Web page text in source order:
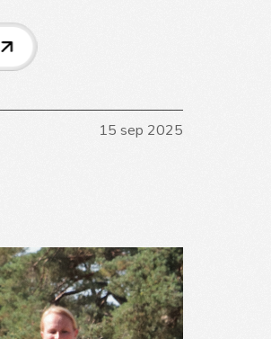
15 sep 2025